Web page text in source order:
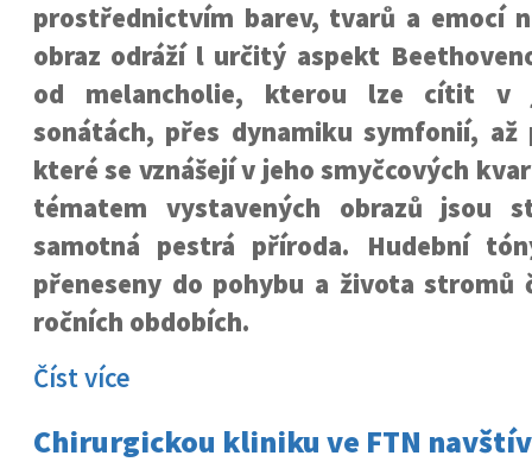
prostřednictvím barev, tvarů a emocí
obraz odráží l určitý aspekt
od melancholie, kterou lze cítit v
sonátách, přes dynamiku symfonií,
které se vznášejí v jeho smyčcových
tématem vystavených obrazů jsou
samotná pestrá příroda. Hudební
přeneseny do pohybu a života stromů
ročních obdobích.
Číst více
Chirurgickou kliniku ve FTN